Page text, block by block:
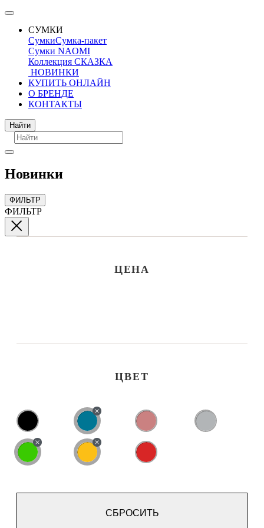
СУМКИ
СумкиСумка-пакет
Сумки NAOMI
Коллекция СКАЗКА
НОВИНКИ
КУПИТЬ ОНЛАЙН
О БРЕНДЕ
КОНТАКТЫ
Поиск
Найти
Новинки
ФИЛЬТР
ФИЛЬТР
ЦЕНА
ЦВЕТ
СБРОСИТЬ